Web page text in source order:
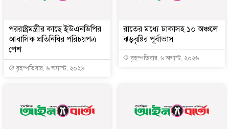
পররাষ্ট্রমন্ত্রীর কা‌ছে ইউএনডিপির
আবাসিক প্রতিনিধির পরিচয়পত্র
পেশ
বৃহস্পতিবার, ৬ অগাস্ট, ২০২৬
রাতের মধ্যে ঢাকাসহ ১০ অঞ্চলে
ঝড়বৃষ্টির পূর্বাভাস
বৃহস্পতিবার, ৬ অগাস্ট, ২০২৬